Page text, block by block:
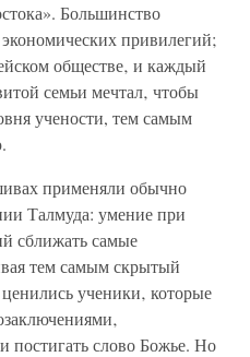
Большинство
привилегий;
обществе‚ и каждый
семьи мечтал‚ чтобы
учености, тем самым
применяли обычно
Талмуда: умение при
сближать самые
тем самым скрытый
ученики‚ которые
постигать слово Божье. Но